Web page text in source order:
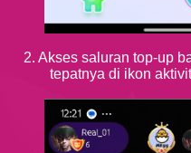
2. Akses saluran top-up
tepatnya di ikon